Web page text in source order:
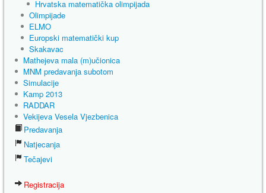
Hrvatska matematička olimpijada
Olimpijade
ELMO
Europski matematički kup
Skakavac
Mathejeva mala (m)učionica
MNM predavanja subotom
Simulacije
Kamp 2013
RADDAR
Vekijeva Vesela Vjezbenica
Predavanja
Natjecanja
Tečajevi
Registracija